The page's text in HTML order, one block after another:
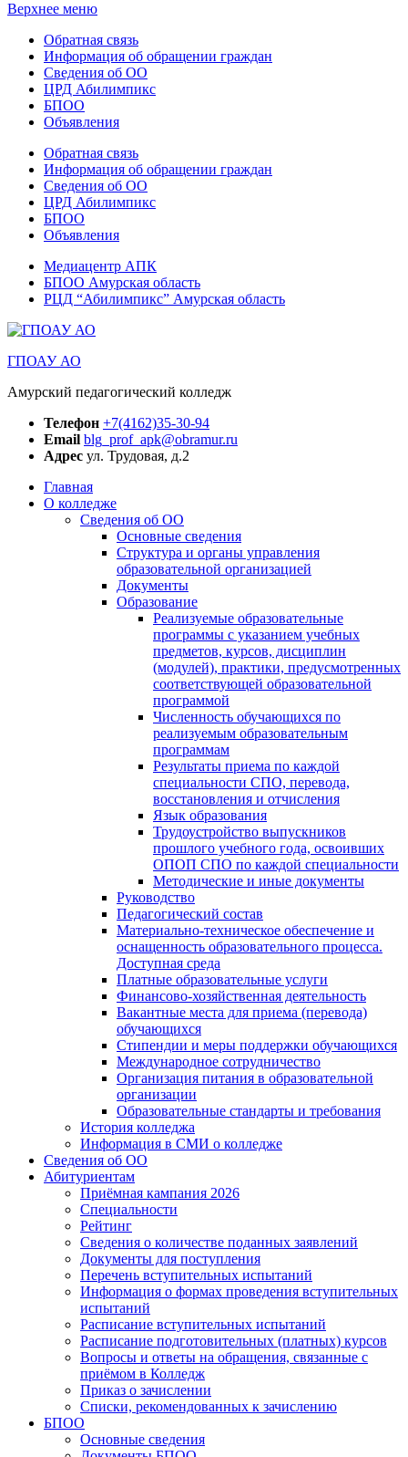
Верхнее меню
Обратная связь
Информация об обращении граждан
Сведения об ОО
ЦРД Абилимпикс
БПОО
Объявления
Обратная связь
Информация об обращении граждан
Сведения об ОО
ЦРД Абилимпикс
БПОО
Объявления
Медиацентр АПК
БПОО Амурская область
РЦД “Абилимпикс” Амурская область
ГПОАУ АО
Амурский педагогический колледж
Телефон +7(4162)35-30-94
Email blg_prof_apk@obramur.ru
Адрес ул. Трудовая, д.2
Главная
О колледже
Сведения об ОО
Основные сведения
Структура и органы управления
образовательной организацией
Документы
Образование
Реализуемые образовательные
программы с указанием учебных
предметов, курсов, дисциплин
(модулей), практики, предусмотренных
соответствующей образовательной
программой
Численность обучающихся по
реализуемым образовательным
программам
Результаты приема по каждой
специальности СПО, перевода,
восстановления и отчисления
Язык образования
Трудоустройство выпускников
прошлого учебного года, освоивших
ОПОП СПО по каждой специальности
Методические и иные документы
Руководство
Педагогический состав
Материально-техническое обеспечение и
оснащенность образовательного процесса.
Доступная среда
Платные образовательные услуги
Финансово-хозяйственная деятельность
Вакантные места для приема (перевода)
обучающихся
Стипендии и меры поддержки обучающихся
Международное сотрудничество
Организация питания в образовательной
организации
Образовательные стандарты и требования
История колледжа
Информация в СМИ о колледже
Сведения об ОО
Абитуриентам
Приёмная кампания 2026
Специальности
Рейтинг
Сведения о количестве поданных заявлений
Документы для поступления
Перечень вступительных испытаний
Информация о формах проведения вступительных
испытаний
Расписание вступительных испытаний
Расписание подготовительных (платных) курсов
Вопросы и ответы на обращения, связанные с
приёмом в Колледж
Приказ о зачислении
Списки, рекомендованных к зачислению
БПОО
Основные сведения